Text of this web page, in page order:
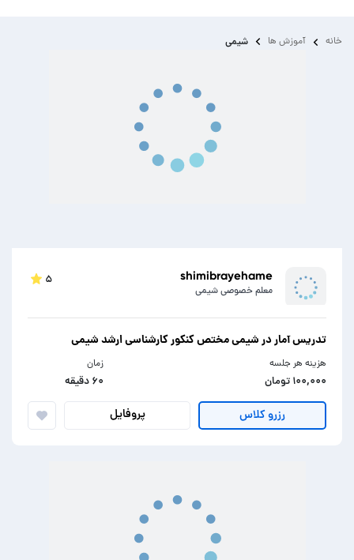
خانه آموزش ها شیمی
shimibrayehame
معلم خصوصی شیمی
۵
تدریس آمار در شیمی مختص کنکور کارشناسی ارشد شیمی
هزینه هر جلسه
۱۰۰,۰۰۰ تومان
زمان
۶۰ دقیقه
رزرو کلاس پروفایل